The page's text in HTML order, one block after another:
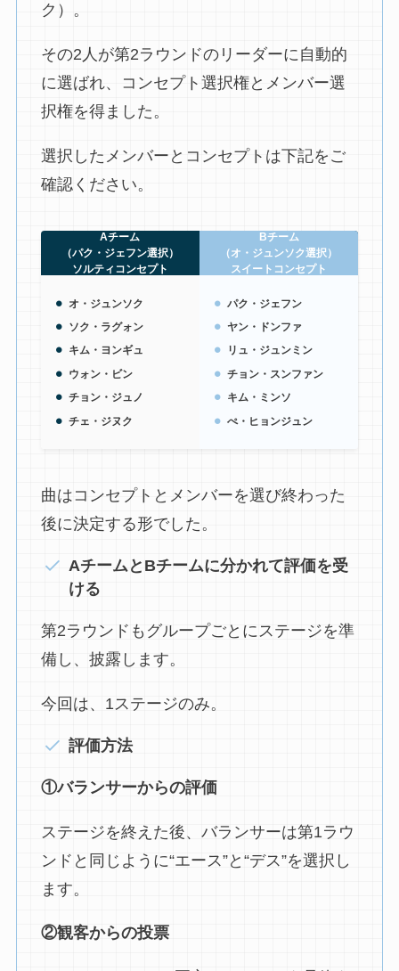
ク）。
その2人が第2ラウンドのリーダーに自動的
に選ばれ、コンセプト選択権とメンバー選
択権を得ました。
選択したメンバーとコンセプトは下記をご
確認ください。
Aチーム
（パク・ジェフン選択）
ソルティコンセプト
Bチーム
（オ・ジュンソク選択）
スイートコンセプト
オ・ジュンソク
ソク・ラグォン
キム・ヨンギュ
ウォン・ビン
チョン・ジュノ
チェ・ジヌク
パク・ジェフン
ヤン・ドンファ
リュ・ジュンミン
チョン・スンファン
キム・ミンソ
ぺ・ヒョンジュン
曲はコンセプトとメンバーを選び終わった
後に決定する形でした。
AチームとBチームに分かれて評価を受
ける
第2ラウンドもグループごとにステージを準
備し、披露します。
今回は、1ステージのみ。
評価方法
①バランサーからの評価
ステージを終えた後、バランサーは第1ラウ
ンドと同じように“エース”と“デス”を選択し
ます。
②観客からの投票